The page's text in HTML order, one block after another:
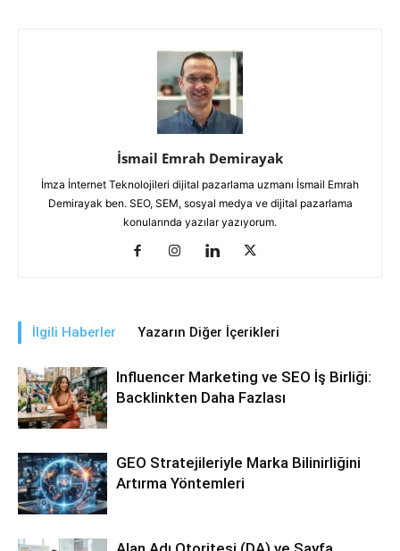
İsmail Emrah Demirayak
İmza İnternet Teknolojileri dijital pazarlama uzmanı İsmail Emrah
Demirayak ben. SEO, SEM, sosyal medya ve dijital pazarlama
konularında yazılar yazıyorum.
İlgili Haberler Yazarın Diğer İçerikleri
Influencer Marketing ve SEO İş Birliği:
Backlinkten Daha Fazlası
GEO Stratejileriyle Marka Bilinirliğini
Artırma Yöntemleri